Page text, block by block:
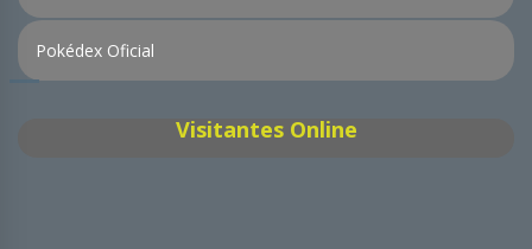
Pokédex Oficial
Visitantes Online